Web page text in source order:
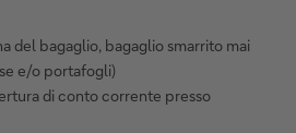
del bagaglio, bagaglio smarrito mai
e/o portafogli)
di conto corrente presso